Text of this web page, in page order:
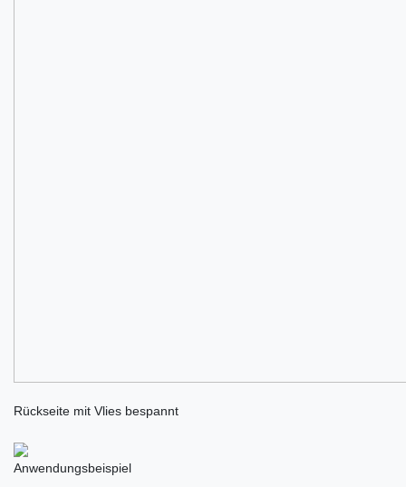
Rückseite mit Vlies bespannt
Anwendungsbeispiel